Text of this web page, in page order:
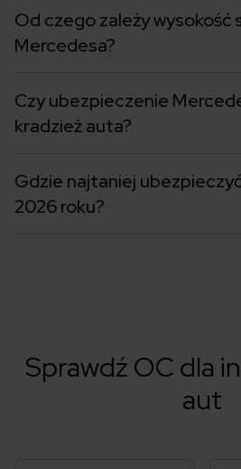
Od czego zależy wysokość
Mercedesa?
Czy ubezpieczenie
kradzież auta?
Gdzie najtaniej
2026 roku?
Sprawdź OC dla
aut